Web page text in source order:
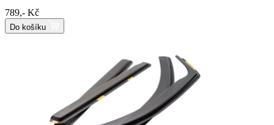
789,- Kč
Do košíku